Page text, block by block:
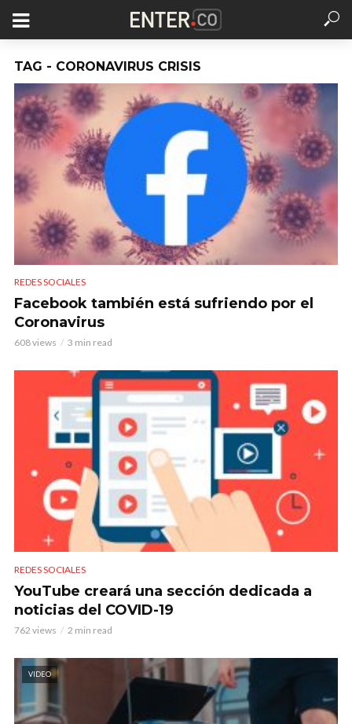
TAG - CORONAVIRUS CRISIS
REDES SOCIALES
Facebook también está sufriendo por el
Coronavirus
608 views 3 min read
REDES SOCIALES
YouTube creará una sección dedicada a
noticias del COVID-19
762 views 2 min read
VIDEO